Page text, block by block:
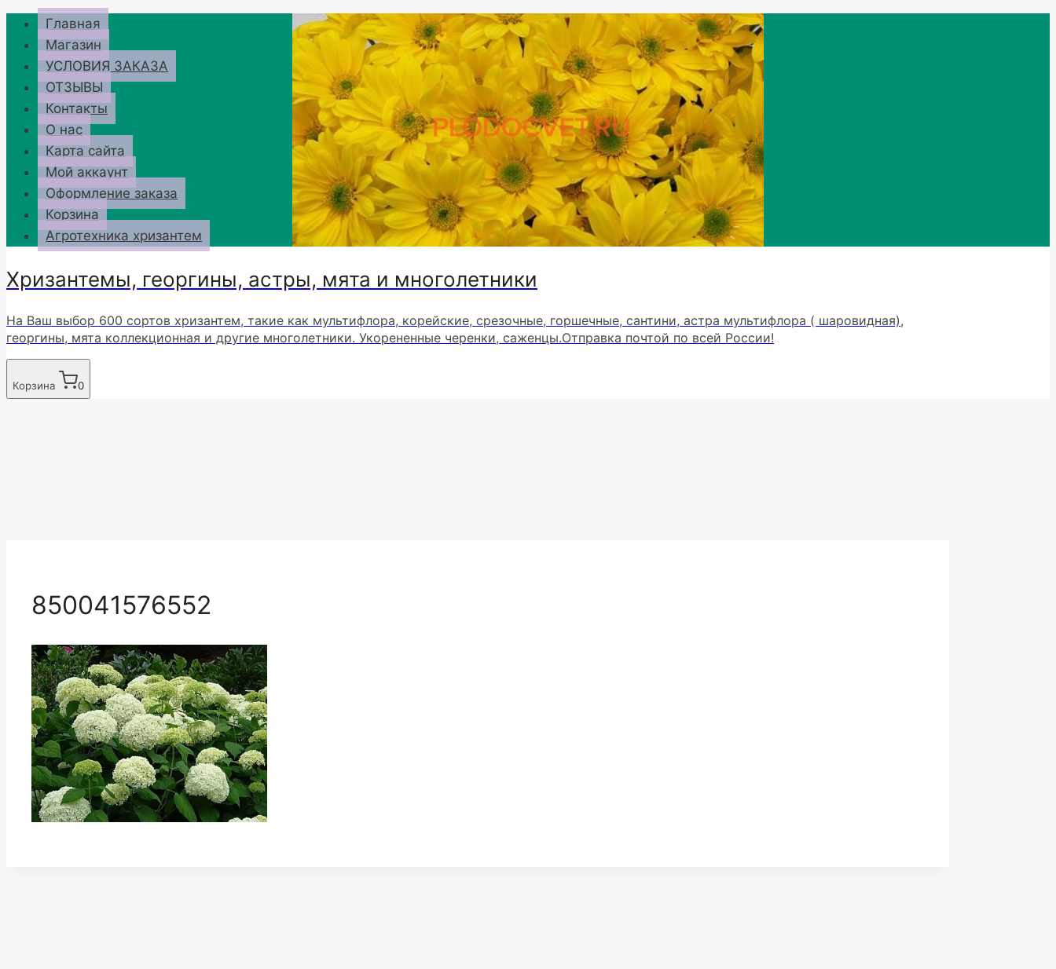
Перейти
содержимому
Главная
Магазин
УСЛОВИЯ ЗАКАЗА
ОТЗЫВЫ
Контакты
О нас
Карта сайта
Мой аккаунт
Оформление заказа
Корзина
Агротехника хризантем
Хризантемы, георгины, астры, мята и многолетники
На Ваш выбор 600 сортов хризантем, такие как мультифлора, корейские, срезочные, горшечные, сантини, астра мультифлора ( шаровидная),
георгины, мята коллекционная и другие многолетники. Укорененные черенки, саженцы.Отправка почтой по всей России!
Корзина 0
850041576552